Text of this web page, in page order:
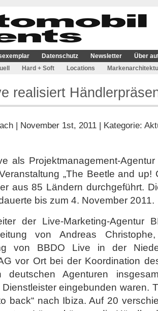
Datenschutz Newsletter
Über
Hard + Soft Locations
realisiert
| November 1st, 2011 | Kategorie:
als Projektmanagement-
„The Beetle and up!
aus 85 Ländern durchgeführt.
bis zum 4. November 2011.
der Live-Marketing-Agentur
von Andreas
von BBDO Live in der
vor Ort bei der Koordination
deutschen Agenturen
Dienstleister eingebunden waren.
back“ nach Ibiza. Auf 20